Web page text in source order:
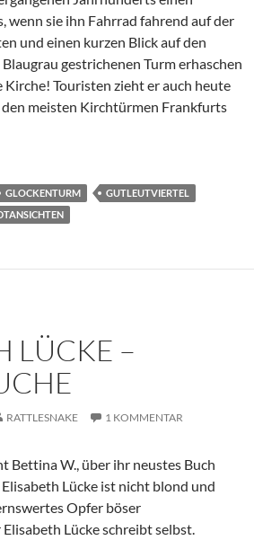
wenn sie ihn Fahrrad fahrend auf der
und einen kurzen Blick auf den
gestrichenen Turm erhaschen
Kirche! Touristen zieht er auch heute
den meisten Kirchtürmen Frankfurts
GLOCKENTURM
GUTLEUTVIERTEL
LÜCKE –
RATTLESNAKE 1 KOMMENTAR
Bettina W., über ihr neustes Buch
Lücke ist nicht blond und
Opfer böser
Lücke schreibt selbst.